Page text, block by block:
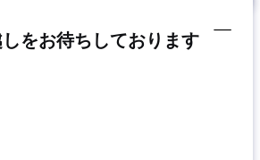
をお待ちしております